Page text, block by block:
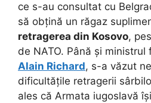
ce s-au consultat cu
să obțină un răgaz
retragerea din Kosovo,
de NATO. Până și ministrul
Alain Richard, s-a văzut
dificultățile retragerii
ales că Armata iugoslavă